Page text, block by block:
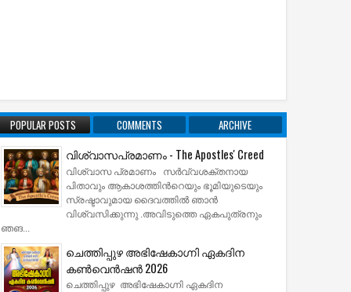
POPULAR POSTS COMMENTS ARCHIVE
വിശ്വാസപ്രമാണം - The Apostles' Creed
വിശ്വാസ പ്രമാണം സര്‍വ്വശക്തനായ
പിതാവും ആകാശത്തിന്‍റെയും ഭൂമിയുടെയും
സ്രഷ്ടാവുമായ ദൈവത്തില്‍ ഞാന്‍
വിശ്വസിക്കുന്നു .അവിടുത്തെ ഏകപുത്രനും
ഞങ...
ചെത്തിപ്പുഴ അഭിഷേകാഗ്നി ഏകദിന
കൺവെൻഷൻ 2026
ചെത്തിപ്പുഴ അഭിഷേകാഗ്നി ഏകദിന